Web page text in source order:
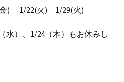
) 1/22(火) 1/29(火)
水）、1/24（木）もお休みし